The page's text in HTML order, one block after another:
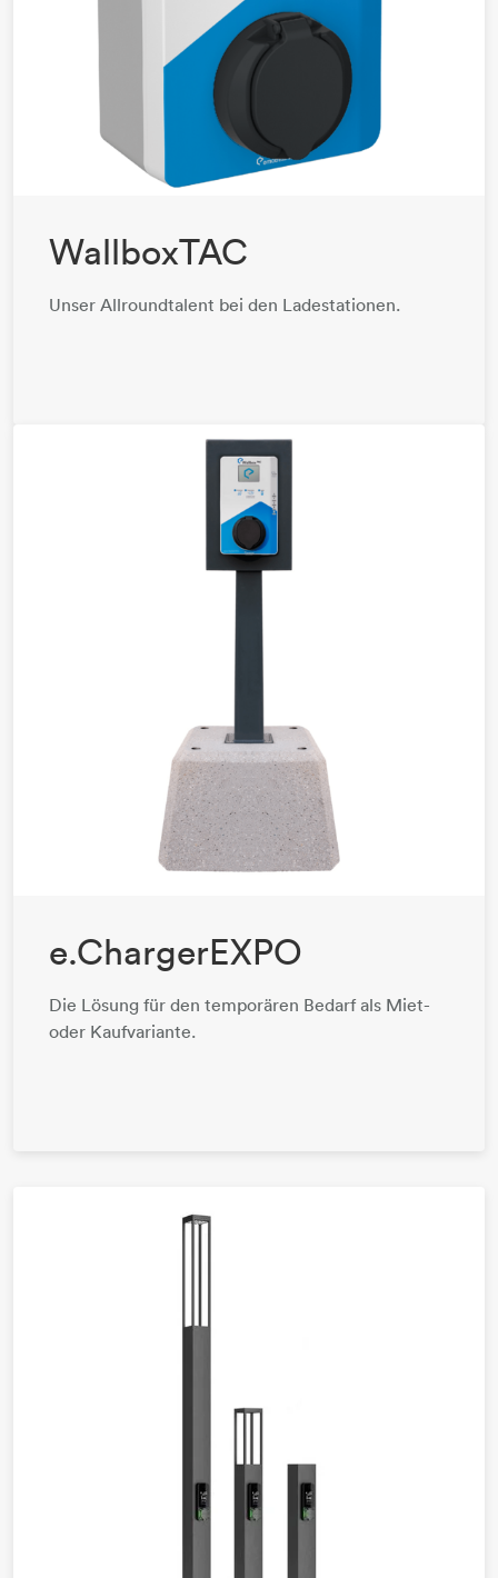
WallboxTAC
Unser Allroundtalent bei den Ladestationen.
e.ChargerEXPO
Die Lösung für den temporären Bedarf als Miet-
oder Kaufvariante.